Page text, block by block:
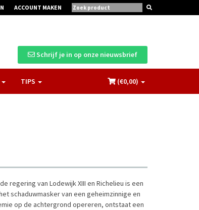
ACCOUNT MAKEN
Schrijf je in op onze nieuwsbrief
TIPS (€0,00)
regering van Lodewijk XIII en Richelieu is een
schaduwmasker van een geheimzinnige en
op de achtergrond opereren, ontstaat een